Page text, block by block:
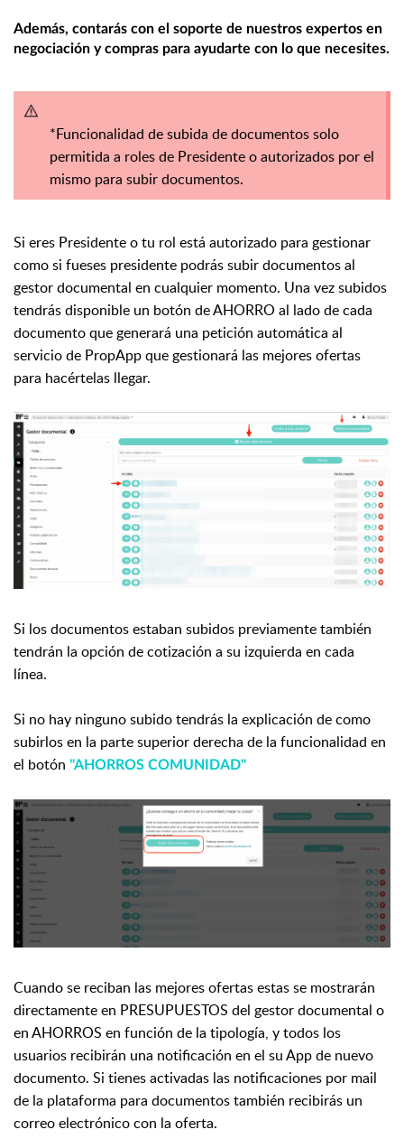
Además, contarás con el soporte de nuestros expertos en
negociación y compras para ayudarte con lo que necesites.
*Funcionalidad de subida de documentos solo
permitida a roles de Presidente o autorizados por el
mismo para subir documentos.
Si eres Presidente o tu rol está autorizado para gestionar
como si fueses presidente podrás subir documentos al
gestor documental en cualquier momento. Una vez subidos
tendrás disponible un botón de AHORRO al lado de cada
documento que generará una petición automática al
servicio de PropApp que gestionará las mejores ofertas
para hacértelas llegar.
Si los documentos estaban subidos previamente también
tendrán la opción de cotización a su izquierda en cada
línea.
Si no hay ninguno subido tendrás la explicación de como
subirlos en la parte superior derecha de la funcionalidad en
el botón "AHORROS COMUNIDAD"
Cuando se reciban las mejores ofertas estas se mostrarán
directamente en PRESUPUESTOS del gestor documental o
en AHORROS en función de la tipología, y todos los
usuarios recibirán una notificación en el su App de nuevo
documento. Si tienes activadas las notificaciones por mail
de la plataforma para documentos también recibirás un
correo electrónico con la oferta.